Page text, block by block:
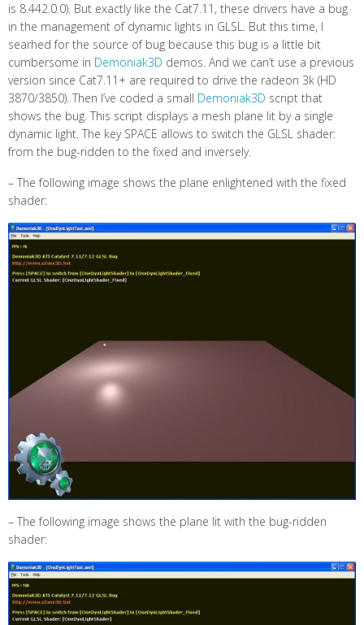
is 8.442.0.0). But exactly like the Cat7.11, these drivers have a bug
in the management of dynamic lights in GLSL. But this time, I
searhed for the source of bug because this bug is a little bit
cumbersome in Demoniak3D demos. And we can’t use a previous
version since Cat7.11+ are required to drive the radeon 3k (HD
3870/3850). Then I’ve coded a small Demoniak3D script that
shows the bug. This script displays a mesh plane lit by a single
dynamic light. The key SPACE allows to switch the GLSL shader:
from the bug-ridden to the fixed and inversely.
– The following image shows the plane enlightened with the fixed
shader:
– The following image shows the plane lit with the bug-ridden
shader: